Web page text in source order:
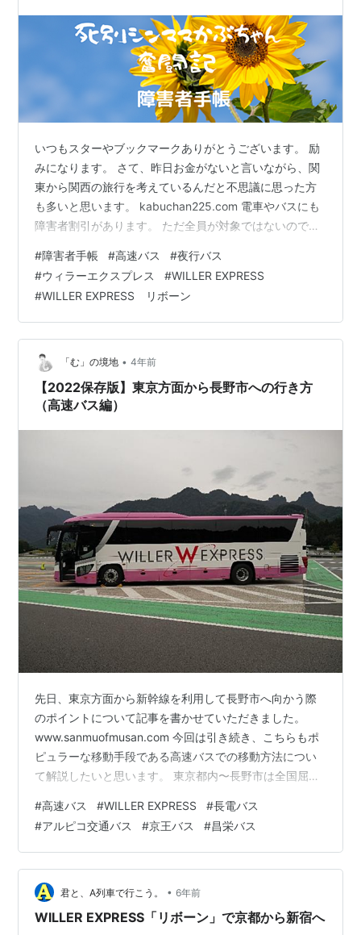
いつもスターやブックマークありがとうございます。 励
みになります。 さて、昨日お金がないと言いながら、関
東から関西の旅行を考えているんだと不思議に思った方
も多いと思います。 kabuchan225.com 電車やバスにも
障害者割引があります。 ただ全員が対象ではないので、
人（療育手帳）に限られます。 障害者割引制度のご案
内：JR東日本 ですから、精神障害者福祉手帳の方は対象
外となります。 （私が身体の方で手帳を取得している）
新幹線だと乗車券＋特急券になりますが、軽度の場合だ
と乗車券の方にのみ半額が適応されます。
https://www.jr…
#障害者手帳 #高速バス #夜行バス
#ウィラーエクスプレス #WILLER EXPRESS
#WILLER EXPRESS リボーン
「む」の境地 • 4年前
【2022保存版】東京方面から長野市への行き方
（高速バス編）
先日、東京方面から新幹線を利用して長野市へ向かう際
のポイントについて記事を書かせていただきました。
www.sanmuofmusan.com 今回は引き続き、こちらもポ
ピュラーな移動手段である高速バスでの移動方法につい
て解説したいと思います。 東京都内〜長野市は全国屈指
（アルピコ交通／京王バス） ②池袋駅〜長野駅・須坂駅
（長電バス） ③TDR・大崎・バスタ新宿〜長野駅東口
（WILLER EXPRESS） ④成田空港・TDR・京成上野
駅〜茅野・松本・長野（アルピコ交通） ⑤一部運行再
開！昌栄バス（どっとこむライナー） 運休便・路線に注
意…！ 東…
#高速バス #WILLER EXPRESS #長電バス
#アルピコ交通バス #京王バス #昌栄バス
君と、A列車で行こう。 • 6年前
WILLER EXPRESS「リボーン」で京都から新宿へ